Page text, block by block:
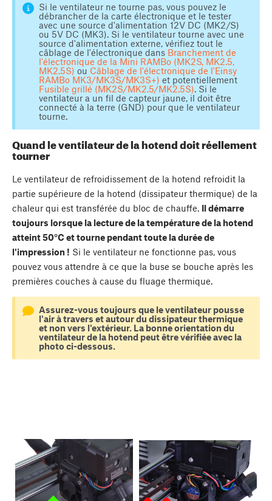
Si le ventilateur ne tourne pas, vous pouvez le
débrancher de la carte électronique et le tester
avec une source d'alimentation 12V DC (MK2/S)
ou 5V DC (MK3). Si le ventilateur tourne avec une
source d'alimentation externe, vérifiez tout le
câblage de l'électronique dans Branchement de
l'électronique de la Mini RAMBo (MK2S, MK2.5,
MK2.5S) ou Câblage de l'électronique de l'Einsy
RAMBo MK3/MK3S/MK3S+) et potentiellement
Fusible grillé (MK2S/MK2.5/MK2.5S). Si le
ventilateur a un fil de capteur jaune, il doit être
connecté à la terre (GND) pour que le ventilateur
tourne.
Quand le ventilateur de la hotend doit réellement
tourner
Le ventilateur de refroidissement de la hotend refroidit la
partie supérieure de la hotend (dissipateur thermique) de la
chaleur qui est transférée du bloc de chauffe. Il démarre
toujours lorsque la lecture de la température de la hotend
atteint 50°C et tourne pendant toute la durée de
l'impression ! Si le ventilateur ne fonctionne pas, vous
pouvez vous attendre à ce que la buse se bouche après les
premières couches à cause du fluage thermique.
Assurez-vous toujours que le ventilateur pousse
l'air à travers et autour du dissipateur thermique
et non vers l'extérieur. La bonne orientation du
ventilateur de la hotend peut être vérifiée avec la
photo ci-dessous.